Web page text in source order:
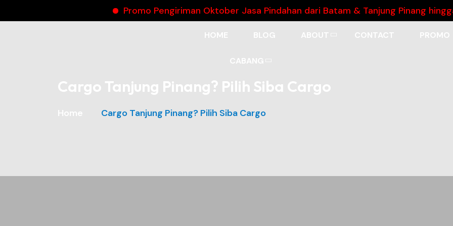
Promo Pengiriman Oktober Jasa Pindahan dari Batam & Tanjung Pinang hingga
HOME BLOG ABOUT CONTACT PROMO
CABANG
Cargo Tanjung Pinang? Pilih Siba Cargo
Home Cargo Tanjung Pinang? Pilih Siba Cargo